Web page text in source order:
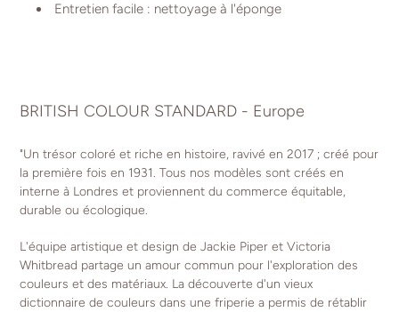
Entretien facile : nettoyage à l'éponge
BRITISH COLOUR STANDARD - Europe
"Un trésor coloré et riche en histoire, ravivé en 2017 ; créé pour
la première fois en 1931. Tous nos modèles sont créés en
interne à Londres et proviennent du commerce équitable,
durable ou écologique.
L'équipe artistique et design de Jackie Piper et Victoria
Whitbread partage un amour commun pour l'exploration des
couleurs et des matériaux. La découverte d'un vieux
dictionnaire de couleurs dans une friperie a permis de rétablir